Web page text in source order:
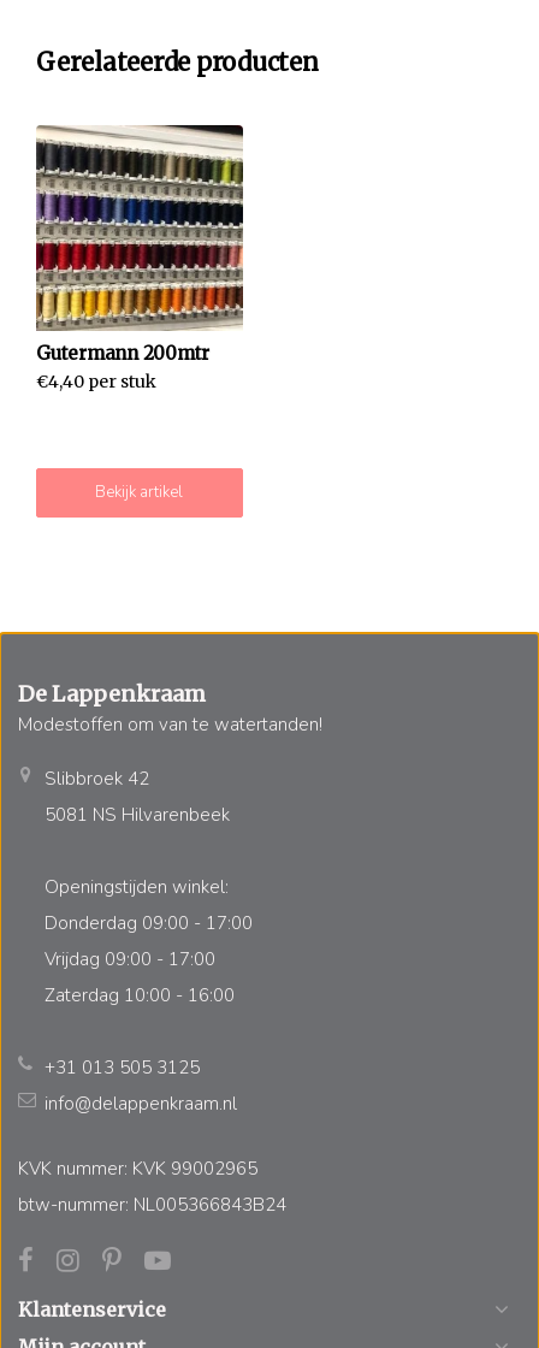
Gerelateerde producten
Gutermann 200mtr
€4,40 per stuk
Bekijk artikel
De Lappenkraam
Modestoffen om van te watertanden!
Slibbroek 42
5081 NS Hilvarenbeek
Openingstijden winkel:
Donderdag 09:00 - 17:00
Vrijdag 09:00 - 17:00
Zaterdag 10:00 - 16:00
+31 013 505 3125
info@delappenkraam.nl
KVK nummer: KVK 99002965
btw-nummer: NL005366843B24
Klantenservice